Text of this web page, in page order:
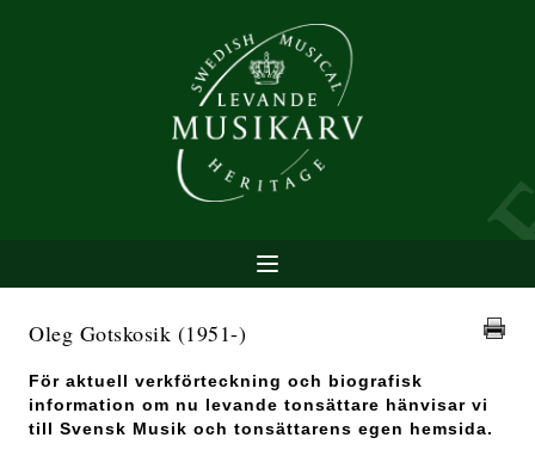
Oleg Gotskosik (1951-)
För aktuell verkförteckning och biografisk
information om nu levande tonsättare hänvisar vi
till Svensk Musik och tonsättarens egen hemsida.